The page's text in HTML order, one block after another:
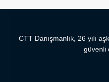
CTT Danışmanlık, 26 yılı
güvenli